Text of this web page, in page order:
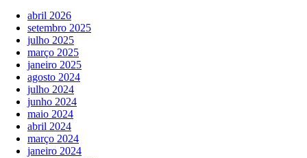
abril 2026
setembro 2025
julho 2025
março 2025
janeiro 2025
agosto 2024
julho 2024
junho 2024
maio 2024
abril 2024
março 2024
janeiro 2024